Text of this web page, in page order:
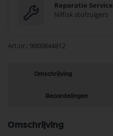
Reparatie Service
Nilfisk stofzuigers
Art.nr. 9000844812
Omschrijving
Beoordelingen
Omschrijving